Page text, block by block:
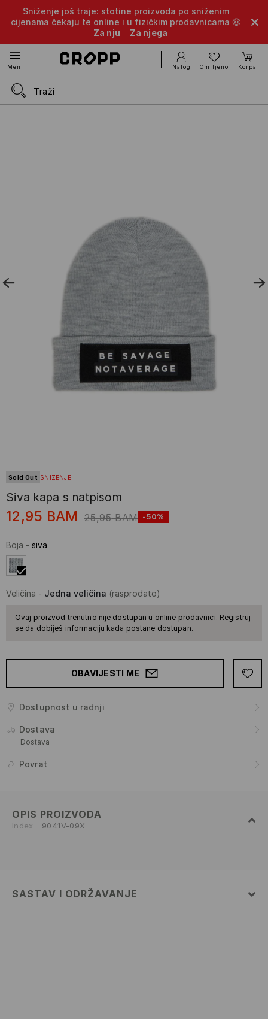
Sniženje još traje: stotine proizvoda po sniženim
cijenama čekaju te online i u fizičkim prodavnicama 🤑
Za nju
Za njega
Meni Nalog Omiljeno Korpa
Sold Out SNIŽENJE
Siva kapa s natpisom
12,95 BAM 25,95 BAM -50%
Boja - siva
Veličina - Jedna veličina (rasprodato)
Ovaj proizvod trenutno nije dostupan u online prodavnici. Registruj
se da dobiješ informaciju kada postane dostupan.
OBAVIJESTI ME
Dostupnost u radnji
Dostava
Dostava
Povrat
OPIS PROIZVODA
Index 9041V-09X
SASTAV I ODRŽAVANJE